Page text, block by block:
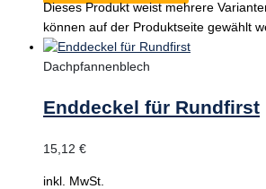
Dieses Produkt weist mehrere
können auf der Produktseite gewählt
Dachpfannenblech
Enddeckel für Rundfirst
15,12 €
inkl. MwSt.